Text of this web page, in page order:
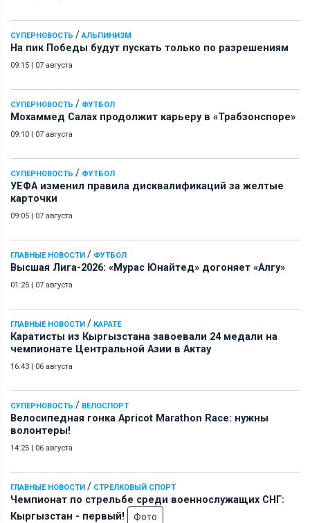
СУПЕРНОВОСТЬ / АЛЬПИНИЗМ
На пик Победы будут пускать только по разрешениям
09:15 | 07 августа
СУПЕРНОВОСТЬ / ФУТБОЛ
Мохаммед Салах продолжит карьеру в «Трабзонспоре»
09:10 | 07 августа
СУПЕРНОВОСТЬ / ФУТБОЛ
УЕФА изменил правила дисквалификаций за желтые
карточки
09:05 | 07 августа
ГЛАВНЫЕ НОВОСТИ / ФУТБОЛ
Высшая Лига-2026: «Мурас Юнайтед» догоняет «Алгу»
01:25 | 07 августа
ГЛАВНЫЕ НОВОСТИ / КАРАТЕ
Каратисты из Кыргызстана завоевали 24 медали на
чемпионате Центральной Азии в Актау
16:43 | 06 августа
СУПЕРНОВОСТЬ / ВЕЛОСПОРТ
Велосипедная гонка Apricot Marathon Race: нужны
волонтеры!
14:25 | 06 августа
ГЛАВНЫЕ НОВОСТИ / СТРЕЛКОВЫЙ СПОРТ
Чемпионат по стрельбе среди военнослужащих СНГ:
Кыргызстан - первый!
Фото